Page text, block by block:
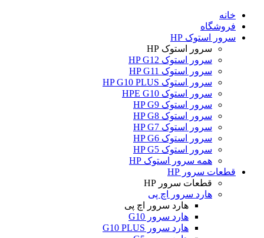
خانه
فروشگاه
سرور استوک HP
سرور استوک HP
سرور استوک HP G12
سرور استوک HP G11
سرور استوک HP G10 PLUS
سرور استوک HPE G10
سرور استوک HP G9
سرور استوک HP G8
سرور استوک HP G7
سرور استوک HP G6
سرور استوک HP G5
همه سرور استوک HP
قطعات سرور HP
قطعات سرور HP
هارد سرور اچ پی
هارد سرور اچ پی
هارد سرور G10
هارد سرور G10 PLUS